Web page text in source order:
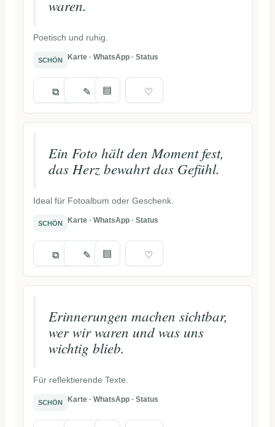
waren.
Poetisch und ruhig.
SCHÖN Karte · WhatsApp · Status
⧉ ✎ ▤ ♡
Ein Foto hält den Moment fest,
das Herz bewahrt das Gefühl.
Ideal für Fotoalbum oder Geschenk.
SCHÖN Karte · WhatsApp · Status
⧉ ✎ ▤ ♡
Erinnerungen machen sichtbar,
wer wir waren und was uns
wichtig blieb.
Für reflektierende Texte.
SCHÖN Karte · WhatsApp · Status